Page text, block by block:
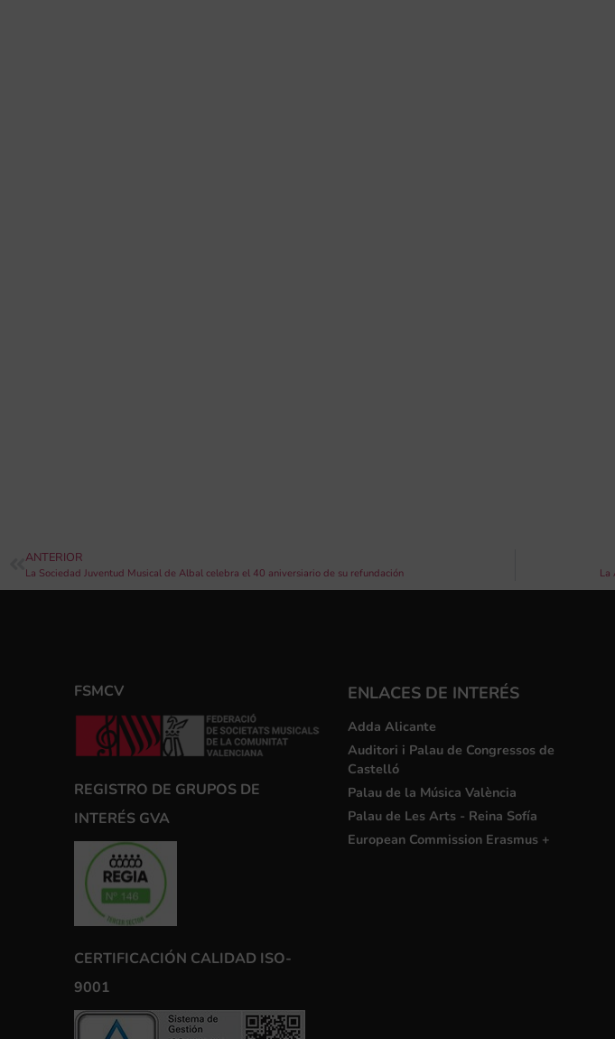
ANTERIOR
La Sociedad Juventud Musical de Albal celebra el 40 aniversiario de su refundación La
FSMCV
REGISTRO DE GRUPOS DE
INTERÉS GVA
CERTIFICACIÓN CALIDAD ISO-
9001
ENLACES DE INTERÉS
Adda Alicante
Auditori i Palau de Congressos de
Castelló
Palau de la Música València
Palau de Les Arts - Reina Sofía
European Commission Erasmus +